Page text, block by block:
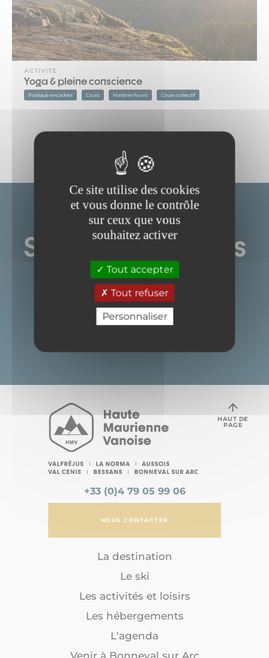
Ce site utilise des cookies
et vous donne le contrôle
sur ceux que vous
souhaitez activer
Tout accepter
Tout refuser
Personnaliser
ACTIVITE
Yoga & pleine conscience
Pratique encadrée Cours Matériel fourni Cours collectif
NEWSLETTER
Suivez toutes nos
actualités
+33 (0)4 79 05 99 06
NOUS CONTACTER
La destination
Le ski
Les activités et loisirs
Les hébergements
L'agenda
Venir à Bonneval sur Arc
HAUT DE
PAGE